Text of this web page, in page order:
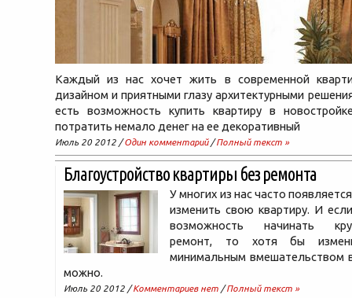
Каждый из нас хочет жить в современной
дизайном и приятными глазу архитектурными
есть возможность купить квартиру в
потратить немало денег на ее декоративный
Июль 20 2012 /Один комментарий/Полный текст »
Благоустройство квартиры без ремонта
У многих из нас часто
изменить свою квартиру. И
возможность начинать
ремонт, то хотя бы
минимальным вмешательством
можно.
Июль 20 2012 /Комментариев нет /Полный текст »